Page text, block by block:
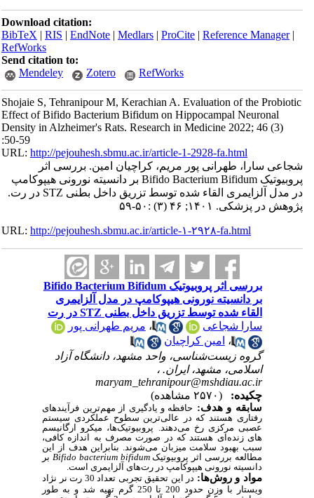
Download citation:
BibTeX|RIS|EndNote|Medlars|ProCite|Reference Manager
RefWorks
Send citation to:
Mendeley
Zotero RefWorks
Shojaie S, Tehranipour M, Kerachian A. Evaluation of the Probiotic
Effect of Bifido Bacterium Bifidum on Hippocampal Neuronal
Density in Alzheimer's Rats. Research in Medicine 2022; 46 (3)
:50-59
URL:http://pejouhesh.sbmu.ac.ir/article-1-2928-fa.html
شجاعی سارا، طهرانی پور مریم، کراچیان امین. بررسی اثر
پروبیوتیک Bifido Bacterium Bifidum بر دانسیته نورونی هیپوکامپ
در مدل آلزایمری القاء شده توسط تزریق داخل بطنی STZ در رت.
پژوهش در پزشکی. ۱۴۰۱; ۴۶ (۳) :۵۰-۵۹
URL:http://pejouhesh.sbmu.ac.ir/article-۱-۲۹۲۸-fa.html
بررسی اثر پروبیوتیک Bifido Bacterium Bifidum
بر دانسیته نورونی هیپوکامپ در مدل آلزایمری
القاء شده توسط تزریق داخل بطنی STZ در رت
سارا شجاعی
،مریم طهرانی پور
،امین کراچیان
گروه زیست‌شناسی، واحد مشهد، دانشگاه آزاد
اسلامی، مشهد، ایران. ،
maryam_tehranipour@mshdiau.ac.ir
چکیده:
سابقه و هدف:حافظه و یادگیری از مهم‌ترین فرآیند‌های
رفتاری هستند که در عالیترین سطوح عملکردی سیستم
عصبی مرکزی رخ می‌دهند.پروبیوتیک‌ها، میکرو ارگانیسم­‌
های زنده‌ای هستند که در صورت مصرف به اندازه کافی،
سبب بهبود سلامت میزبان می‌شوند. بنابراین هدف از این
مطالعه بررسی اثر پروبیوتیکBifido bacterium bifidumبر
دانسیته نورونی هیپوکامپ در رت‌های آلزایمری است.
مواد و روشها: در این تحقیق تجربی
تعداد 30 رت نر نژاد
ویستار با وزن حدود 200 تا 250 گرم تهیه شد و به طور